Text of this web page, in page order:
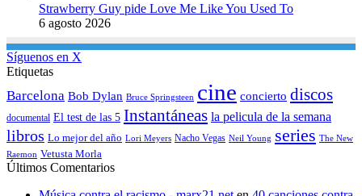
Strawberry Guy pide Love Me Like You Used To
6 agosto 2026
Síguenos en X
Etiquetas
Barcelona Bob Dylan Bruce Springsteen cine concierto discos
documental El test de las 5 Instantáneas la pelicula de la semana
libros Lo mejor del año Lori Meyers Nacho Vegas Neil Young series The New
Raemon Vetusta Morla
Últimos Comentarios